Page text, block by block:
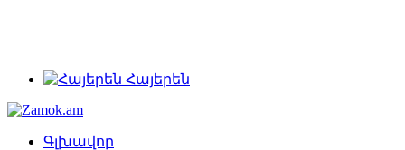
Հայերեն
Գլխավոր